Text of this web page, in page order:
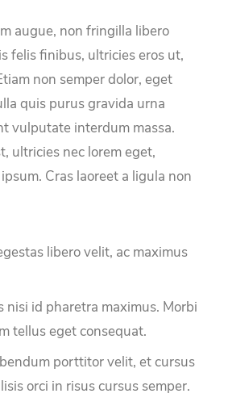
augue, non fringilla libero
felis finibus, ultricies eros ut,
non semper dolor, eget
quis purus gravida urna
vulputate interdum massa.
ultricies nec lorem eget,
Cras laoreet a ligula non
libero velit, ac maximus
nisi id pharetra maximus. Morbi
tellus eget consequat.
porttitor velit, et cursus
orci in risus cursus semper.